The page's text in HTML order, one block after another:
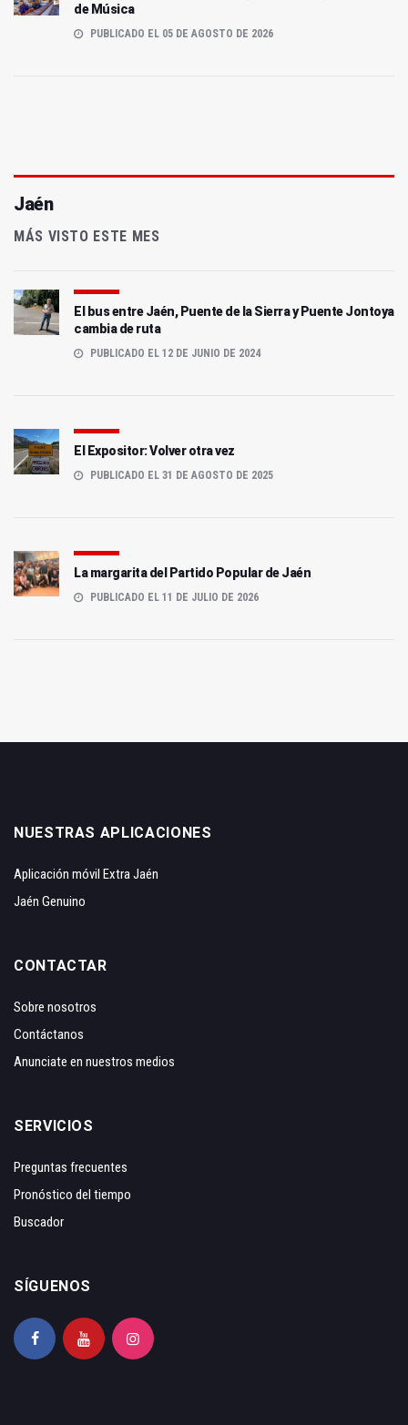
de Música
PUBLICADO EL 05 DE AGOSTO DE 2026
Jaén
MÁS VISTO ESTE MES
El bus entre Jaén, Puente de la Sierra y Puente Jontoya
cambia de ruta
PUBLICADO EL 12 DE JUNIO DE 2024
El Expositor: Volver otra vez
PUBLICADO EL 31 DE AGOSTO DE 2025
La margarita del Partido Popular de Jaén
PUBLICADO EL 11 DE JULIO DE 2026
NUESTRAS APLICACIONES
Aplicación móvil Extra Jaén
Jaén Genuino
CONTACTAR
Sobre nosotros
Contáctanos
Anunciate en nuestros medios
SERVICIOS
Preguntas frecuentes
Pronóstico del tiempo
Buscador
SÍGUENOS